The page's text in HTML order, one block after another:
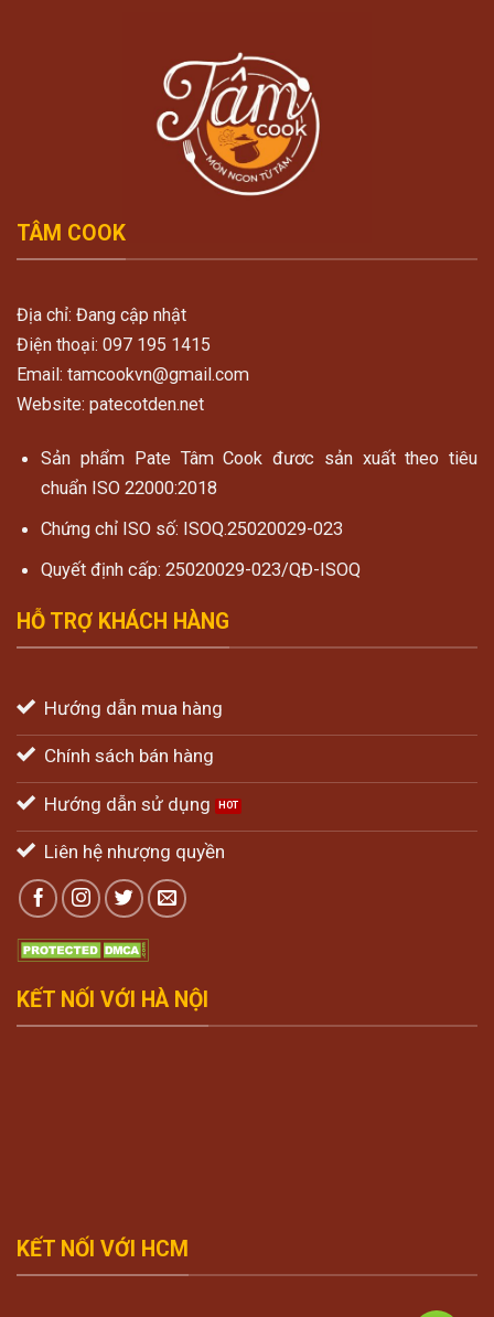
TÂM COOK
Địa chỉ: Đang cập nhật
Điện thoại: 097 195 1415
Email: tamcookvn@gmail.com
Website: patecotden.net
Sản phẩm Pate Tâm Cook đươc sản xuất theo tiêu
chuẩn ISO 22000:2018
Chứng chỉ ISO số: ISOQ.25020029-023
Quyết định cấp: 25020029-023/QĐ-ISOQ
HỖ TRỢ KHÁCH HÀNG
Hướng dẫn mua hàng
Chính sách bán hàng
Hướng dẫn sử dụng
Liên hệ nhượng quyền
KẾT NỐI VỚI HÀ NỘI
KẾT NỐI VỚI HCM